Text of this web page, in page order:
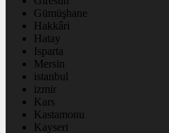
Gümüşhane
Hakkâri
Hatay
Isparta
Mersin
istanbul
izmir
Kars
Kastamonu
Kayseri